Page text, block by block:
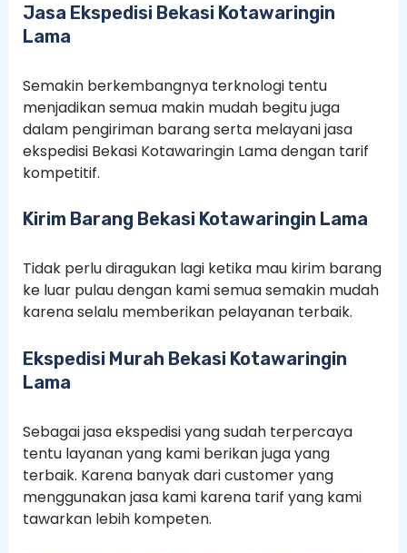
Jasa Ekspedisi Bekasi Kotawaringin
Lama
Semakin berkembangnya terknologi tentu
menjadikan semua makin mudah begitu juga
dalam pengiriman barang serta melayani jasa
ekspedisi Bekasi Kotawaringin Lama dengan tarif
kompetitif.
Kirim Barang Bekasi Kotawaringin Lama
Tidak perlu diragukan lagi ketika mau kirim barang
ke luar pulau dengan kami semua semakin mudah
karena selalu memberikan pelayanan terbaik.
Ekspedisi Murah Bekasi Kotawaringin
Lama
Sebagai jasa ekspedisi yang sudah terpercaya
tentu layanan yang kami berikan juga yang
terbaik. Karena banyak dari customer yang
menggunakan jasa kami karena tarif yang kami
tawarkan lebih kompeten.